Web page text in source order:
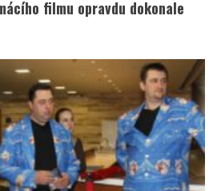
filmu opravdu dokonale